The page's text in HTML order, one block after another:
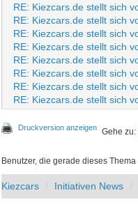
RE: Kiezcars.de stellt sich
RE: Kiezcars.de stellt sich
RE: Kiezcars.de stellt sich
RE: Kiezcars.de stellt sich
RE: Kiezcars.de stellt sich
RE: Kiezcars.de stellt sich
RE: Kiezcars.de stellt sich
RE: Kiezcars.de stellt sich
Druckversion anzeigen Gehe zu:
Benutzer, die gerade dieses
Kiezcars Initiativen News